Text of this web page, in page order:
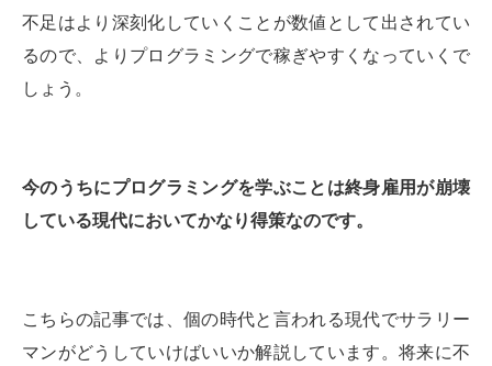
不足はより深刻化していくことが数値として出されてい
るので、よりプログラミングで稼ぎやすくなっていくで
しょう。
今のうちにプログラミングを学ぶことは終身雇用が崩壊
している現代においてかなり得策なのです。
こちらの記事では、個の時代と言われる現代でサラリー
マンがどうしていけばいいか解説しています。将来に不